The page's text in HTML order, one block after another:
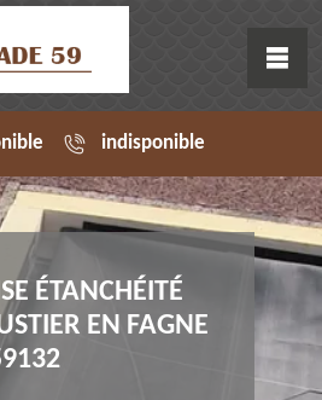
indisponible
ÉTANCHÉITÉ
EN FAGNE